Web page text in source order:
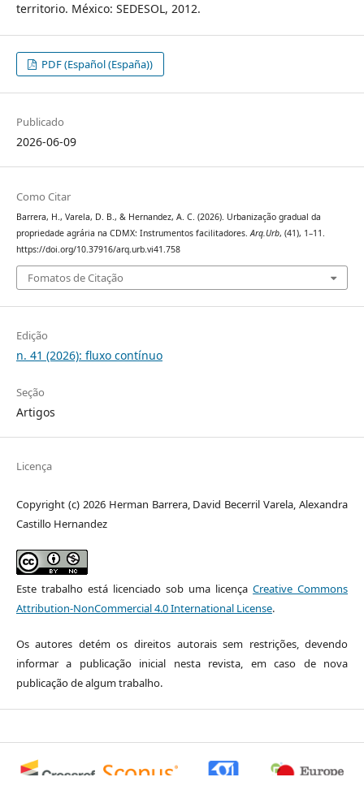
territorio. México: SEDESOL, 2012.
PDF (Español (España))
Publicado
2026-06-09
Como Citar
Barrera, H., Varela, D. B., & Hernandez, A. C. (2026). Urbanização gradual da
propriedade agrária na CDMX: Instrumentos facilitadores. Arq.Urb, (41), 1–11.
https://doi.org/10.37916/arq.urb.vi41.758
Fomatos de Citação
Edição
n. 41 (2026): fluxo contínuo
Seção
Artigos
Licença
Copyright (c) 2026 Herman Barrera, David Becerril Varela, Alexandra
Castillo Hernandez
Este trabalho está licenciado sob uma licençaCreative Commons
Attribution-NonCommercial 4.0 International License.
Os autores detém os direitos autorais sem restrições, devendo
informar a publicação inicial nesta revista, em caso de nova
publicação de algum trabalho.